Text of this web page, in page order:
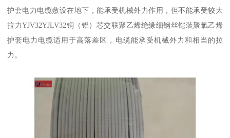
护套电力电缆敷设在地下，能承受机械外力作用，但不能承受较大
拉力YJV32YJLV32铜（铝）芯交联聚乙烯绝缘细钢丝铠装聚氯乙烯
护套电力电缆适用于高落差区，电缆能承受机械外力和相当的拉
力。